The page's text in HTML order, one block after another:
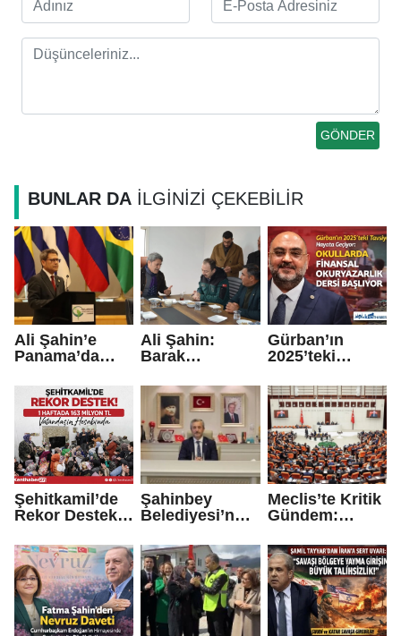
BUNLAR DA İLGİNİZİ ÇEKEBİLİR
Ali Şahin’e
Panama’da
Ali Şahin:
Barak
Devrimi Yaptık
Gürban’ın
2025’teki
geçiyor.
Okullarda
Finansal
Okuryazarlık
dersi başlıyor
Şehitkamil’de
Rekor Destek:
Milyon TL
Vatandaşın
Hesabında
Şahinbey
Belediyesi’nde
Açıklaması:
Mehmet
Tahmazoğlu
Rakamları
Paylaştı
Meclis’te Kritik
Gündem:
Bedelli Ücreti
ve
Depremzedeler
e Büyük
İndirim Masada